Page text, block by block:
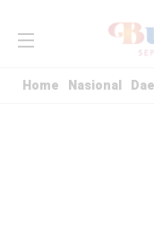
Home Nasional